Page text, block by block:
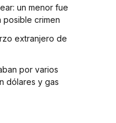
un menor fue
posible crimen
extranjero de
por varios
dólares y gas